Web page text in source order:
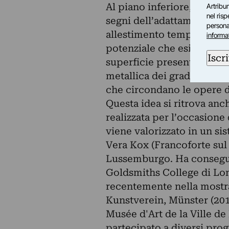
Al piano inferiore,
segni dell’adattamento
allestimento
potenziale che esiste
superficie presenta i
metallica dei gradini
che circondano le opere
Questa idea si ritrova
realizzata per
viene valorizzato in un
Vera Kox (Francoforte
Lussemburgo. Ha
Goldsmiths College di
recentemente nella
Kunstverein, Münster
Musée d'Art de la Ville
nel